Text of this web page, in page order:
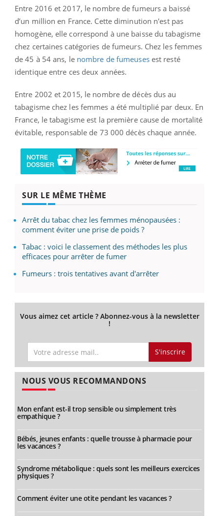
Entre 2016 et 2017, le nombre de fumeurs a baissé
d’un million en France. Cette diminution n'est pas
homogène, elle correspond à une baisse du tabagisme
chez certaines catégories de fumeurs. Chez les femmes
de 45 à 54 ans, le nombre de fumeusesest resté
identique entre ces deux années.
Entre 2002 et 2015, le nombre de décès dus au
tabagisme chez les femmes a été multiplié par deux. En
France, le tabagisme est la première cause de mortalité
évitable, responsable de 73 000 décès chaque année.
SUR LE MÊME THÈME
Arrêt du tabac chez les femmes ménopausées :
comment éviter une prise de poids ?
Tabac : voici le classement des méthodes les plus
efficaces pour arrêter de fumer
Fumeurs : trois tentatives avant d'arrêter
Vous aimez cet article ? Abonnez-vous à la newsletter
!
S'inscrire
NOUS VOUS RECOMMANDONS
Mon enfant est-il trop sensible ou simplement très
empathique ?
Bébés, jeunes enfants : quelle trousse à pharmacie pour
les vacances ?
Syndrome métabolique : quels sont les meilleurs exercices
physiques ?
Comment éviter une otite pendant les vacances ?